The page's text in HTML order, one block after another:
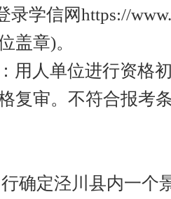
录学信网https://
盖章)。
用人单位进行资格
复审。不符合报考
确定泾川县内一个